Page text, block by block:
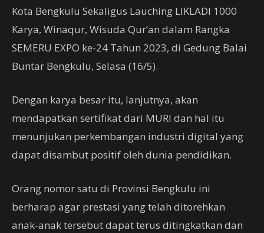
Kota Bengkulu Sekaligus Lauching LIKLADI 1000
Karya, Winaqur, Wisuda Qur’an dalam Rangka
SEMERU EXPO ke-24 Tahun 2023, di Gedung Balai
Buntar Bengkulu, Selasa (16/5).
Dengan karya besar itu, lanjutnya, akan
mendapatkan sertifikat dari MURI dan hal itu
menunjukan perkembangan industri digital yang
dapat disambut positif oleh dunia pendidikan.
Orang nomor satu di Provinsi Bengkulu ini
berharap agar prestasi yang telah ditorehkan
anak-anak tersebut dapat terus ditingkatkan dan